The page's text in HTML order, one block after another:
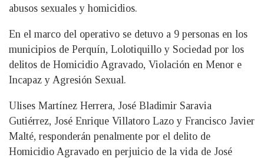
abusos sexuales y homicidios.
En el marco del operativo se detuvo a 9 personas en los
municipios de Perquín, Lolotiquillo y Sociedad por los
delitos de Homicidio Agravado, Violación en Menor e
Incapaz y Agresión Sexual.
Ulises Martínez Herrera, José Bladimir Saravia
Gutiérrez, José Enrique Villatoro Lazo y Francisco Javier
Malté, responderán penalmente por el delito de
Homicidio Agravado en perjuicio de la vida de José